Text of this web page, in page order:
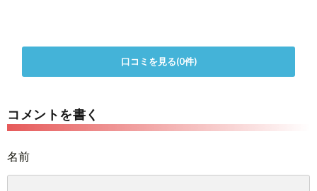
口コミを見る(0件)
コメントを書く
名前